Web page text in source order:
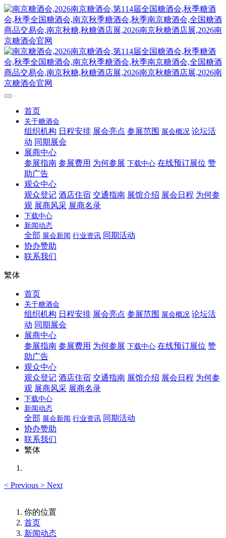
首页
关于糖酒会
组织机构 日程安排 展会亮点 参展范围 展会概况 论坛活
动 同期展会
展商中心
参展指南 参展费用 为何参展 下载中心 在线预订展位 赞
助广告
观众中心
观众登记 酒店住宿 交通指南 展馆介绍 展会日程 为何参
观 展商风采 展商名录
下载中心
新闻动态
全部 展会新闻 行业资讯 同期活动
协办赞助
联系我们
繁体
首页
关于糖酒会
组织机构 日程安排 展会亮点 参展范围 展会概况 论坛活
动 同期展会
展商中心
参展指南 参展费用 为何参展 下载中心 在线预订展位 赞
助广告
观众中心
观众登记 酒店住宿 交通指南 展馆介绍 展会日程 为何参
观 展商风采 展商名录
下载中心
新闻动态
全部 展会新闻 行业资讯 同期活动
协办赞助
联系我们
繁体
< Previous > Next
你的位置
首页
新闻动态